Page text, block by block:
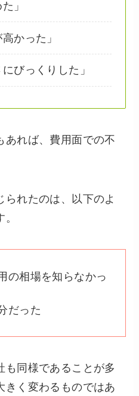
」
かった」
びっくりした」
あれば、費用面での不
られたのは、以下のよ
の相場を知らなかっ
だった
も同様であることが多
きく変わるものではあ